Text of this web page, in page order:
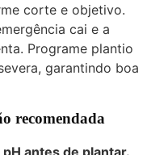
corte e objetivo.
cai e a
Programe plantio
garantindo boa
recomendada